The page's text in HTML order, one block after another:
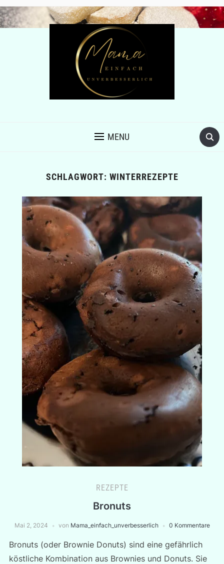
MENU
SCHLAGWORT: WINTERREZEPTE
REZEPTE
Bronuts
Mai 2, 2024 von Mama_einfach_unverbesserlich 0 Kommentare
Bronuts (oder Brownie Donuts) sind eine gefährlich
köstliche Kombination aus Brownies und Donuts. Sie